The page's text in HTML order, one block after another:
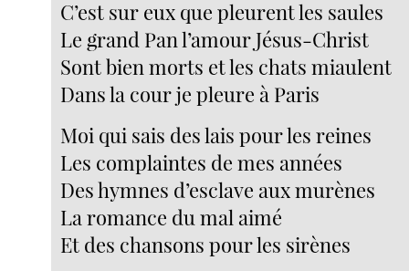
C’est sur eux que pleurent les saules
Le grand Pan l’amour Jésus-Christ
Sont bien morts et les chats miaulent
Dans la cour je pleure à Paris
Moi qui sais des lais pour les reines
Les complaintes de mes années
Des hymnes d’esclave aux murènes
La romance du mal aimé
Et des chansons pour les sirènes